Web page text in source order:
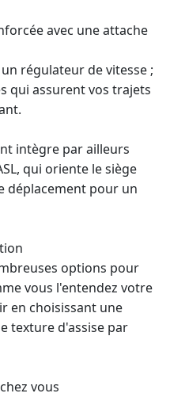
avec une attache
régulateur de vitesse ;
qui assurent vos trajets
intègre par ailleurs
qui oriente le siège
déplacement pour un
options pour
vous l'entendez votre
en choisissant une
texture d'assise par
vous